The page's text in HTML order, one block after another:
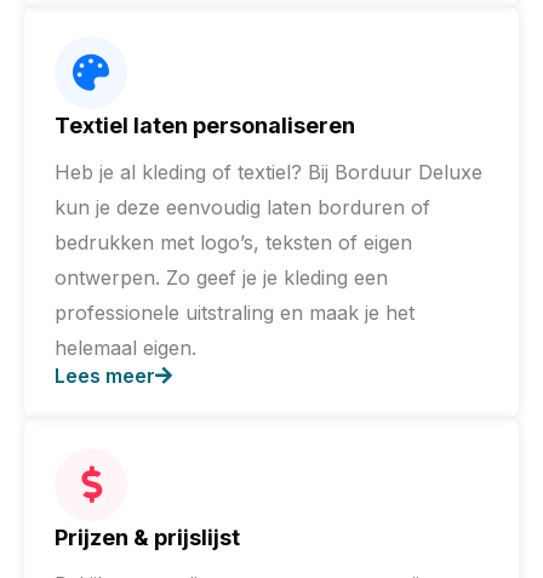
Textiel laten personaliseren
Heb je al kleding of textiel? Bij Borduur Deluxe
kun je deze eenvoudig laten borduren of
bedrukken met logo’s, teksten of eigen
ontwerpen. Zo geef je je kleding een
professionele uitstraling en maak je het
helemaal eigen.
Lees meer
Prijzen & prijslijst